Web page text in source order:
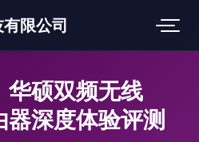
限公司
华硕双频无线
深度体验评测